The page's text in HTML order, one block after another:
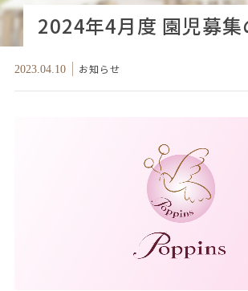
2024年4月度 園児募集
2023.04.10 お知らせ